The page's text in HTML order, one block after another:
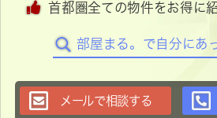
首都圏全ての物件をお得に
部屋まる。で自分にあ
メールで相談する